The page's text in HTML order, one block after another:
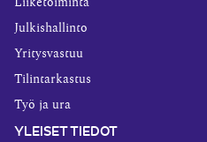
Liiketoiminta
Julkishallinto
Yritysvastuu
Tilintarkastus
Työ ja ura
YLEISET TIEDOT